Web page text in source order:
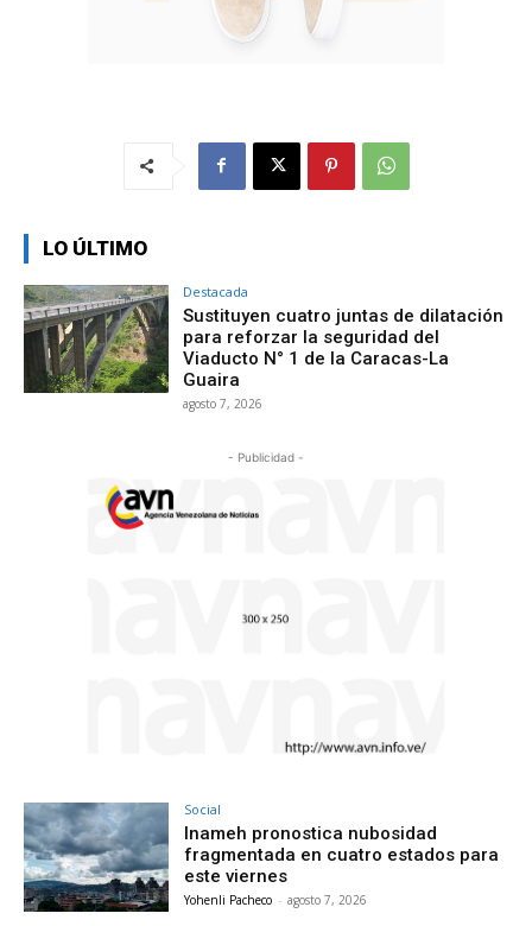
LO ÚLTIMO
Destacada
Sustituyen cuatro juntas de dilatación
para reforzar la seguridad del
Viaducto N° 1 de la Caracas-La
Guaira
agosto 7, 2026
- Publicidad -
Social
Inameh pronostica nubosidad
fragmentada en cuatro estados para
este viernes
Yohenli Pacheco - agosto 7, 2026